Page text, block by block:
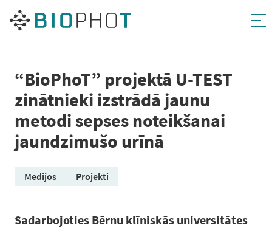
Pāriet
“BioPhoT” projektā U-TEST
zinātnieki izstrādā jaunu
metodi sepses noteikšanai
jaundzimušo urīnā
Medijos Projekti
Sadarbojoties Bērnu klīniskās universitātes